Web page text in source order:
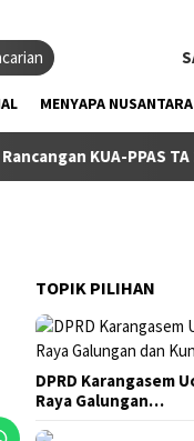
MENYAPA NUSANTARA
PPAS TA 2027
TOPIK PILIHAN
DPRD Karangasem
Raya Galungan…